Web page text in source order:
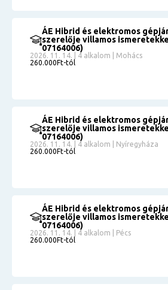
ÁE Hibrid és elektromos
szerelője villamos
07164006)
2026. 11. 14. | 4 alkalom | Mohács
260.000Ft-tól
ÁE Hibrid és elektromos
szerelője villamos
07164006)
2026. 11. 14. | 4 alkalom | Nyíregyháza
260.000Ft-tól
ÁE Hibrid és elektromos
szerelője villamos
07164006)
2026. 11. 14. | 4 alkalom | Pécs
260.000Ft-tól